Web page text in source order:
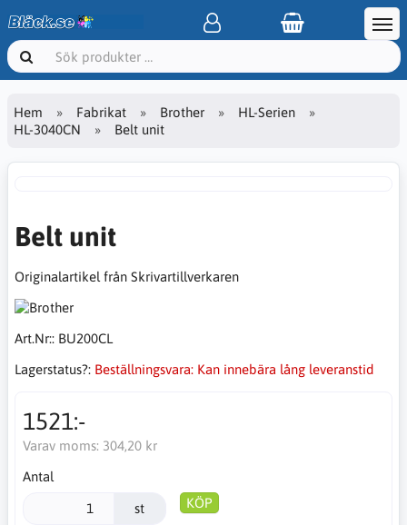
Hem Fabrikat Brother
HL-Serien
HL-3040CN
Belt unit
Belt unit
Originalartikel från Skrivartillverkaren
Art.Nr:: BU200CL
Lagerstatus?: Beställningsvara: Kan innebära lång leveranstid
1521:-
Varav moms: 304,20 kr
Antal
st KÖP